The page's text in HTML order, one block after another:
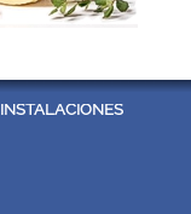
INSTALACIONES